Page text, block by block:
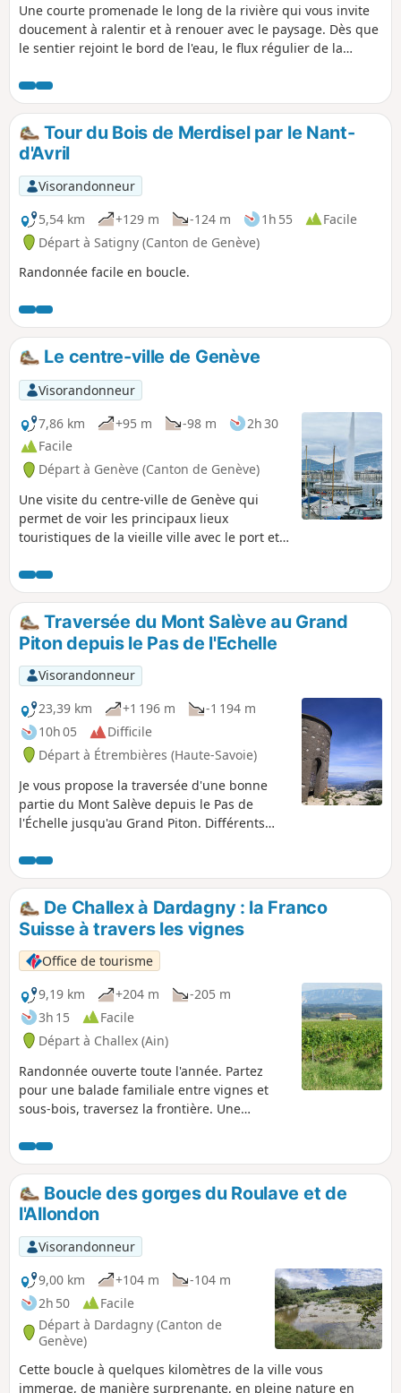
Une courte promenade le long de la rivière qui vous invite
doucement à ralentir et à renouer avec le paysage. Dès que
le sentier rejoint le bord de l'eau, le flux régulier de la
avant. La lumière du soleil scintille à la surface, se
déplaçant avec la brise, tandis que les roseaux et les herbes
ondulent tranquillement le long des berges. Même dans un
environnement familier, une promenade au bord de la
rivière peut ressembler à un petit voyage, révélant de
subtils changements de lumière, de sons et de couleurs au
fur et à mesure que le chemin se déroule.
Tour du Bois de Merdisel par le Nant-
d'Avril
Visorandonneur
5,54 km
+129 m -124 m 1h 55
Facile
Départ à Satigny (Canton de Genève)
Randonnée facile en boucle.
Le centre-ville de Genève
Visorandonneur
7,86 km
+95 m -98 m
2h 30
Facile
Départ à Genève (Canton de Genève)
Une visite du centre-ville de Genève qui
permet de voir les principaux lieux
touristiques de la vieille ville avec le port et
Traversée du Mont Salève au Grand
Piton depuis le Pas de l'Echelle
Visorandonneur
23,39 km
+1 196 m
-1 194 m
10h 05
Difficile
Départ à Étrembières (Haute-Savoie)
Je vous propose la traversée d'une bonne
partie du Mont Salève depuis le Pas de
l'Échelle jusqu'au Grand Piton. Différents
massifs du Chablais et des Bornes, la vallée
de l'Arve, le Mont-Blanc et Lac d'Annecy dans
la 1re partie. Puis le bassin Genevois, le lac
Léman et le Jura dans la seconde. C'est une
randonnée sans difficulté technique mais
difficile de part la distance.
De Challex à Dardagny : la Franco
Suisse à travers les vignes
Office de tourisme
9,19 km
+204 m
-205 m
3h 15
Facile
Départ à Challex (Ain)
Randonnée ouverte toute l'année. Partez
pour une balade familiale entre vignes et
sous-bois, traversez la frontière. Une
mêlant nature, détente et paysages
enchanteurs. Découvrez une randonnée
familiale qui vous emmène de Challex à
Dardagny, en passant par de charmants
sentiers bordés de vignobles. Traversez les
vignes baignées de lumière et laissez-vous
séduire par la quiétude des paysages. Le
parcours offre des vues sur le Rhône et les
Monts Jura. À chaque étape, entre sous-bois
et champs ouverts, la nature se révèle dans
toute sa splendeur, et chaque saison !Une
escapade charmante qui allie découvertes
viticoles et grandes étendues.
Boucle des gorges du Roulave et de
l'Allondon
Visorandonneur
9,00 km
+104 m
-104 m
2h 50
Facile
Départ à Dardagny (Canton de
Genève)
Cette boucle à quelques kilomètres de la ville vous
immerge, de manière surprenante, en pleine nature en